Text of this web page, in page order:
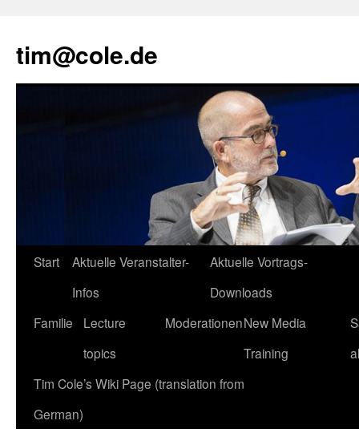
tim@cole.de
Start
Aktuelle Veranstalter-
Infos
Aktuelle Vortrags-
Downloads
Familie
Lecture
topics
ModerationenNew Media
Training
Tim Cole’s Wiki Page (translation from
German)